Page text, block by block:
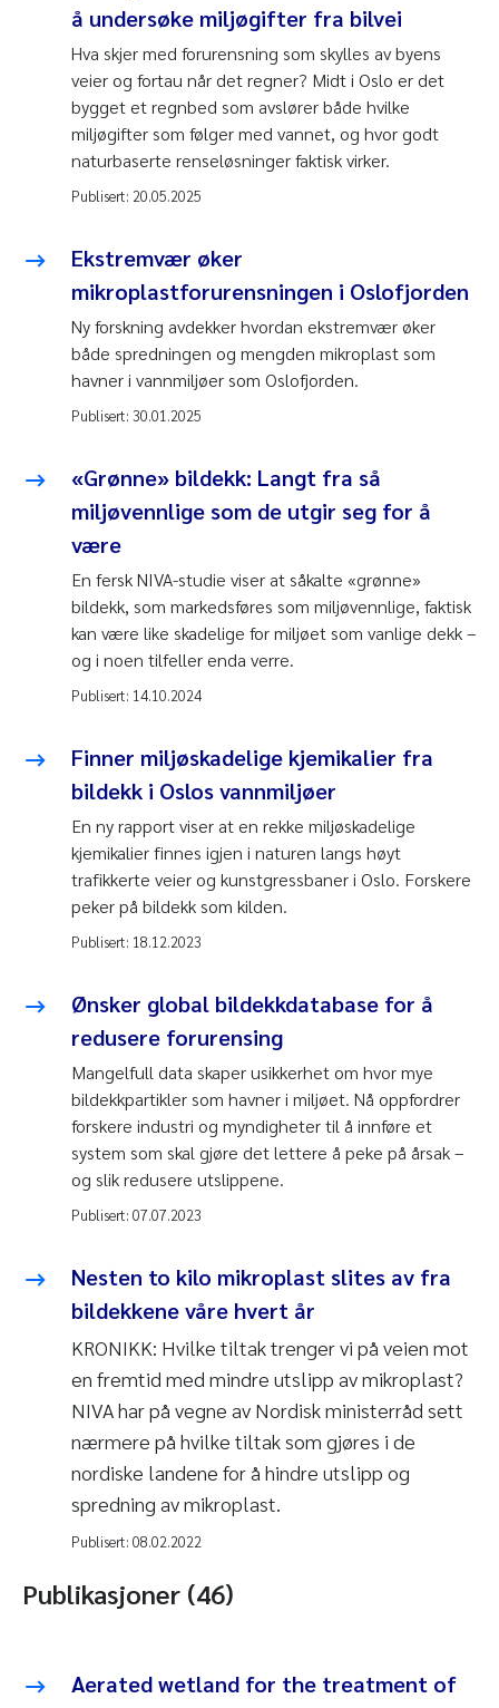
å undersøke miljøgifter fra bilvei
Hva skjer med forurensning som skylles av byens
veier og fortau når det regner? Midt i Oslo er det
bygget et regnbed som avslører både hvilke
miljøgifter som følger med vannet, og hvor godt
naturbaserte renseløsninger faktisk virker.
Publisert: 20.05.2025
Ekstremvær øker
mikroplastforurensningen i Oslofjorden
Ny forskning avdekker hvordan ekstremvær øker
både spredningen og mengden mikroplast som
havner i vannmiljøer som Oslofjorden.
Publisert: 30.01.2025
«Grønne» bildekk: Langt fra så
miljøvennlige som de utgir seg for å
være
En fersk NIVA-studie viser at såkalte «grønne»
bildekk, som markedsføres som miljøvennlige, faktisk
kan være like skadelige for miljøet som vanlige dekk –
og i noen tilfeller enda verre.
Publisert: 14.10.2024
Finner miljøskadelige kjemikalier fra
bildekk i Oslos vannmiljøer
En ny rapport viser at en rekke miljøskadelige
kjemikalier finnes igjen i naturen langs høyt
trafikkerte veier og kunstgressbaner i Oslo. Forskere
peker på bildekk som kilden.
Publisert: 18.12.2023
Ønsker global bildekkdatabase for å
redusere forurensing
Mangelfull data skaper usikkerhet om hvor mye
bildekkpartikler som havner i miljøet. Nå oppfordrer
forskere industri og myndigheter til å innføre et
system som skal gjøre det lettere å peke på årsak –
og slik redusere utslippene.
Publisert: 07.07.2023
Nesten to kilo mikroplast slites av fra
bildekkene våre hvert år
KRONIKK: Hvilke tiltak trenger vi på veien mot
en fremtid med mindre utslipp av mikroplast?
NIVA har på vegne av Nordisk ministerråd sett
nærmere på hvilke tiltak som gjøres i de
nordiske landene for å hindre utslipp og
spredning av mikroplast.
Publisert: 08.02.2022
Publikasjoner (46)
Aerated wetland for the treatment of